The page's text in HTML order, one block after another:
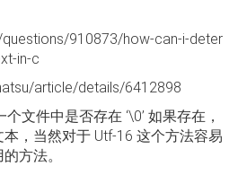
910873/how-can-i-deter
in-c
article/details/6412898
文件中是否存在 ‘\0’ 如果存在，
，当然对于 Utf-16 这个方法容易
方法。